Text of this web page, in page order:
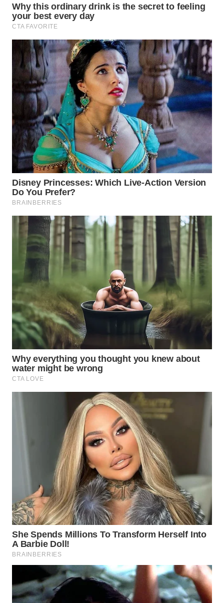
WN
SUKABUMI
WN
PURWAKARTA
WN
PRIANGAN
TIMUR
WN
SEMARANG
WN
SOLO
WN
BOROBUDUR
WN
WN
SURABAYA
WN
NATUNA
WN
BINTAN
WN
LABUANBAJO
WN
BORNEO
Wahana
Media
WAHANA